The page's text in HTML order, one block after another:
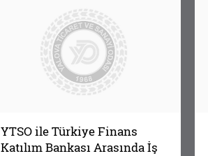
YTSO ile Türkiye Finans
Katılım Bankası Arasında İş